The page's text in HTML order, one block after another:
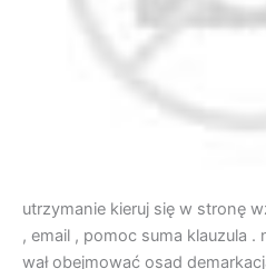
utrzymanie kieruj się w stronę
, email , pomoc suma klauzula
wał obejmować osad